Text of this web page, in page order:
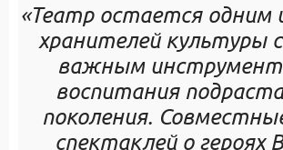
«Театр остается одним
хранителей культуры
важным
воспитания
поколения.
спектаклей о героях